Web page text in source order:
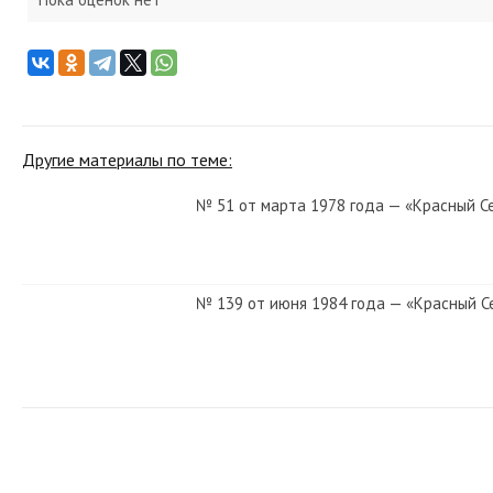
Другие материалы по теме:
№ 51 от марта 1978 года — «Красный
№ 139 от июня 1984 года — «Красный